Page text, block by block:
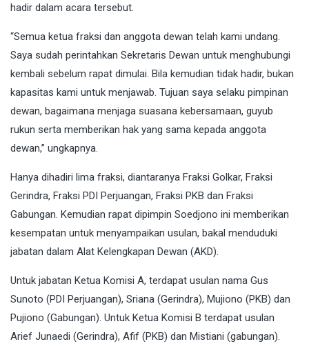
hadir dalam acara tersebut.
“Semua ketua fraksi dan anggota dewan telah kami undang.
Saya sudah perintahkan Sekretaris Dewan untuk menghubungi
kembali sebelum rapat dimulai. Bila kemudian tidak hadir, bukan
kapasitas kami untuk menjawab. Tujuan saya selaku pimpinan
dewan, bagaimana menjaga suasana kebersamaan, guyub
rukun serta memberikan hak yang sama kepada anggota
dewan,” ungkapnya.
Hanya dihadiri lima fraksi, diantaranya Fraksi Golkar, Fraksi
Gerindra, Fraksi PDI Perjuangan, Fraksi PKB dan Fraksi
Gabungan. Kemudian rapat dipimpin Soedjono ini memberikan
kesempatan untuk menyampaikan usulan, bakal menduduki
jabatan dalam Alat Kelengkapan Dewan (AKD).
Untuk jabatan Ketua Komisi A, terdapat usulan nama Gus
Sunoto (PDI Perjuangan), Sriana (Gerindra), Mujiono (PKB) dan
Pujiono (Gabungan). Untuk Ketua Komisi B terdapat usulan
Arief Junaedi (Gerindra), Afif (PKB) dan Mistiani (gabungan).